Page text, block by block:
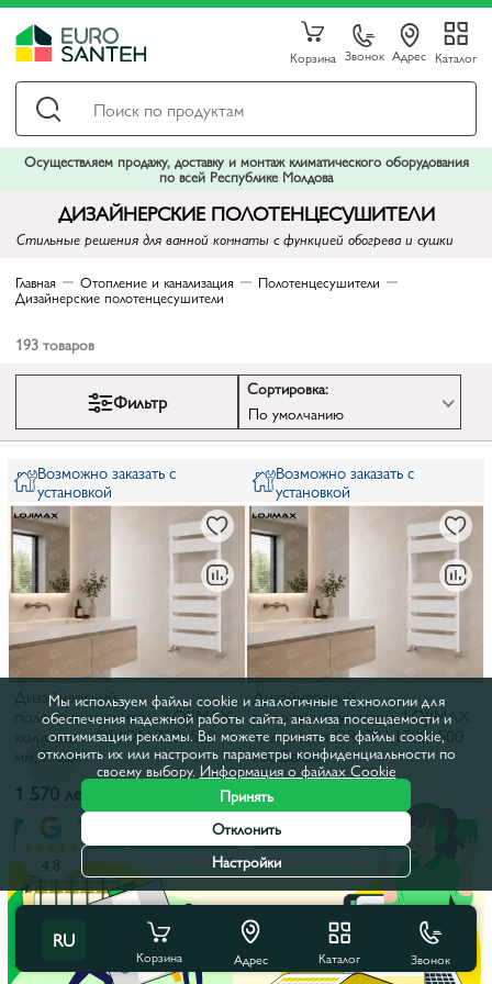
Корзина Звонок Адрес Каталог
Осуществляем продажу, доставку и монтаж климатического оборудования
по всей Республике Молдова
ДИЗАЙНЕРСКИЕ ПОЛОТЕНЦЕСУШИТЕЛИ
Стильные решения для ванной комнаты с функцией обогрева и сушки
Главная Отопление и канализация Полотенцесушители
Дизайнерские полотенцесушители
193 товаров
Фильтр
Сортировка:
По умолчанию
Возможно заказать с
установкой
Дизайнерский
полотенцесушитель LOJIMAX
коллекция ORION 700x500
мм, Белый
1 570 лей
В корзину В рассрочку
Возможно заказать с
установкой
Дизайнерский
полотенцесушитель LOJIMAX
коллекция ORION 1700x500
мм, Белый
3 315 лей
В рассрочку
RU
Корзина Адрес Каталог Звонок
4.8
Мы используем файлы cookie и аналогичные технологии для
обеспечения надежной работы сайта, анализа посещаемости и
оптимизации рекламы. Вы можете принять все файлы cookie,
отклонить их или настроить параметры конфиденциальности по
своему выбору. Информация о файлах Cookie
Принять
Отклонить
Настройки